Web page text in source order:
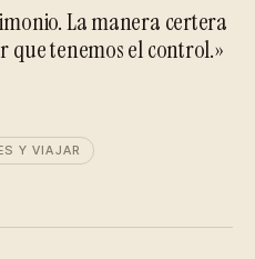
La manera certera
que tenemos el control.»
Y VIAJAR